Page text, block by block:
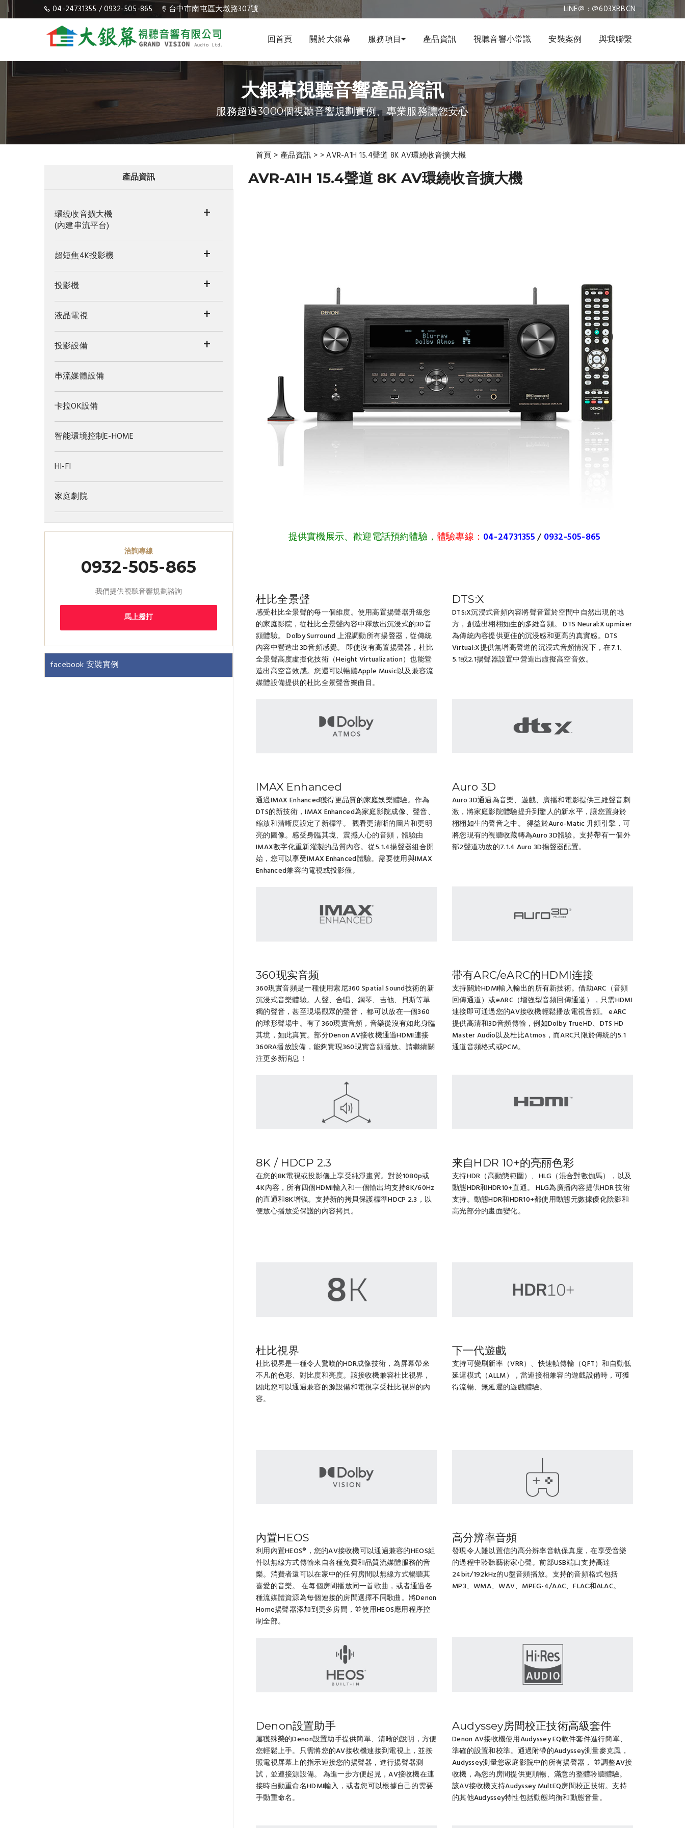
04-24731355 /0932-505-865 台中市南屯區大墩路307號 LINE＠ : ＠603XBBCN
回首頁 關於大銀幕 服務項目 產品資訊 視聽音響小常識 安裝案例 與我聯繫
大銀幕視聽音響產品資訊
服務超過3000個視聽音響規劃實例、專業服務讓您安心
首頁 > 產品資訊 > >AVR-A1H 15.4聲道 8K AV環繞收音擴大機
AVR-A1H 15.4聲道 8K AV環繞收音擴大機
提供實機展示、歡迎電話預約體驗，體驗專線： 04-24731355/ 0932-505-865
杜比全景聲
感受杜比全景聲的每一個維度。使用高置揚聲器升級您
的家庭影院，從杜比全景聲內容中釋放出沉浸式的3D音
頻體驗。 Dolby Surround 上混調動所有揚聲器，從傳統
內容中營造出3D音頻感覺。 即使沒有高置揚聲器，杜比
全景聲高度虛擬化技術（Height Virtualization）也能營
造出高空音效感。您還可以暢聽Apple Music以及兼容流
媒體設備提供的杜比全景聲音樂曲目。
DTS:X
DTS:X沉浸式音頻內容將聲音置於空間中自然出現的地
方，創造出栩栩如生的多維音頻。 DTS Neural:X upmixer
為傳統內容提供更佳的沉浸感和更高的真實感。DTS
Virtual:X提供無增高聲道的沉浸式音頻情況下，在7.1、
5.1或2.1揚聲器設置中營造出虛擬高空音效。
IMAX Enhanced
通過IMAX Enhanced獲得更品質的家庭娛樂體驗。作為
DTS的新技術，IMAX Enhanced為家庭影院成像、聲音、
縮放和清晰度設定了新標準。 觀看更清晰的圖片和更明
亮的圖像。感受身臨其境、震撼人心的音頻，體驗由
IMAX數字化重新灌製的品質內容。從5.1.4揚聲器組合開
始，您可以享受IMAX Enhanced體驗。需要使用與IMAX
Enhanced兼容的電視或投影儀。
Auro 3D
Auro 3D通過為音樂、遊戲、廣播和電影提供三維聲音刺
激，將家庭影院體驗提升到驚人的新水平，讓您置身於
栩栩如生的聲音之中。 得益於Auro-Matic 升頻引擎，可
將您現有的視聽收藏轉為Auro 3D體驗。支持帶有一個外
部2聲道功放的7.1.4 Auro 3D揚聲器配置。
360现实音频
360現實音頻是一種使用索尼360 Spatial Sound技術的新
沉浸式音樂體驗。人聲、合唱、鋼琴、吉他、貝斯等單
獨的聲音，甚至現場觀眾的聲音， 都可以放在一個360
的球形聲場中。有了360現實音頻，音樂從沒有如此身臨
其境，如此真實。部分Denon AV接收機通過HDMI連接
360RA播放設備，能夠實現360現實音頻播放。請繼續關
注更多新消息！
带有ARC/eARC的HDMI连接
支持關於HDMI輸入輸出的所有新技術。借助ARC（音頻
回傳通道）或eARC（增強型音頻回傳通道），只需HDMI
連接即可通過您的AV接收機輕鬆播放電視音頻。 eARC
提供高清和3D音頻傳輸，例如Dolby TrueHD、DTS HD
Master Audio以及杜比Atmos，而ARC只限於傳統的5.1
通道音頻格式或PCM。
8K / HDCP 2.3
在您的8K電視或投影儀上享受純淨畫質。對於1080p或
4K內容，所有四個HDMI輸入和一個輸出均支持8K/60Hz
的直通和8K增強。支持新的拷貝保護標準HDCP 2.3，以
便放心播放受保護的內容拷貝。
来自HDR 10+的亮丽色彩
支持HDR（高動態範圍）、HLG（混合對數伽馬），以及
動態HDR和HDR10+直通。 HLG為廣播內容提供HDR 技術
支持。動態HDR和HDR10+都使用動態元數據優化陰影和
高光部分的畫面變化。
杜比視界
杜比視界是一種令人驚嘆的HDR成像技術，為屏幕帶來
不凡的色彩、對比度和亮度。該接收機兼容杜比視界，
因此您可以通過兼容的源設備和電視享受杜比視界的內
容。
下一代遊戲
支持可變刷新率（VRR）、快速幀傳輸（QFT）和自動低
延遲模式（ALLM），當連接相兼容的遊戲設備時，可獲
得流暢、無延遲的遊戲體驗。
內置HEOS
利用內置HEOS®，您的AV接收機可以通過兼容的HEOS組
件以無線方式傳輸來自各種免費和品質流媒體服務的音
樂。消費者還可以在家中的任何房間以無線方式暢聽其
喜愛的音樂。 在每個房間播放同一首歌曲，或者通過各
種流媒體資源為每個連接的房間選擇不同歌曲。將Denon
Home揚聲器添加到更多房間，並使用HEOS應用程序控
制全部。
高分辨率音頻
發現令人難以置信的高分辨率音軌保真度，在享受音樂
的過程中聆聽藝術家心聲。前部USB端口支持高達
24bit/192kHz的U盤音頻播放。支持的音頻格式包括
MP3、WMA、WAV、MPEG-4/AAC、FLAC和ALAC。
Denon設置助手
屢獲殊榮的Denon設置助手提供簡單、清晰的說明，方便
您輕鬆上手。只需將您的AV接收機連接到電視上，並按
照電視屏幕上的指示連接您的揚聲器，進行揚聲器測
試，並連接源設備。 為進一步方便起見，AV接收機在連
接時自動重命名HDMI輸入，或者您可以根據自己的需要
手動重命名。
Audyssey房間校正技術高級套件
Denon AV接收機使用Audyssey EQ軟件套件進行簡單、
準確的設置和校準。通過附帶的Audyssey測量麥克風，
Audyssey測量您家庭影院中的所有揚聲器， 並調整AV接
收機，為您的房間提供更順暢、滿意的整體聆聽體驗。
該AV接收機支持Audyssey MultEQ房間校正技術。支持
的其他Audyssey特性包括動態均衡和動態音量。
產品資訊
環繞收音擴大機
(內建串流平台)
+
超短焦4K投影機 +
投影機 +
液晶電視 +
投影設備 +
串流媒體設備
卡拉OK設備
智能環境控制E-HOME
HI-FI
家庭劇院
洽詢專線
0932-505-865
我們提供視聽音響規劃諮詢
馬上撥打
facebook 安裝實例